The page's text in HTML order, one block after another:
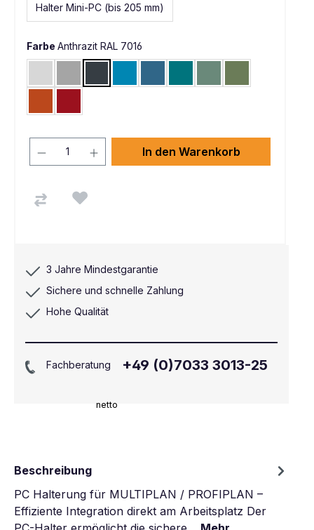
netto
Halter Mini-PC (bis 205 mm)
Farbe Anthrazit RAL 7016
In den Warenkorb
3 Jahre Mindestgarantie
Sichere und schnelle Zahlung
Hohe Qualität
Fachberatung +49 (0)7033 3013-25
Beschreibung
PC Halterung für MULTIPLAN / PROFIPLAN –
Effiziente Integration direkt am Arbeitsplatz Der